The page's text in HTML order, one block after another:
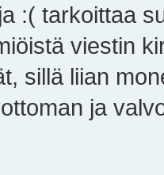
:( tarkoittaa
viestin
sillä liian
ja